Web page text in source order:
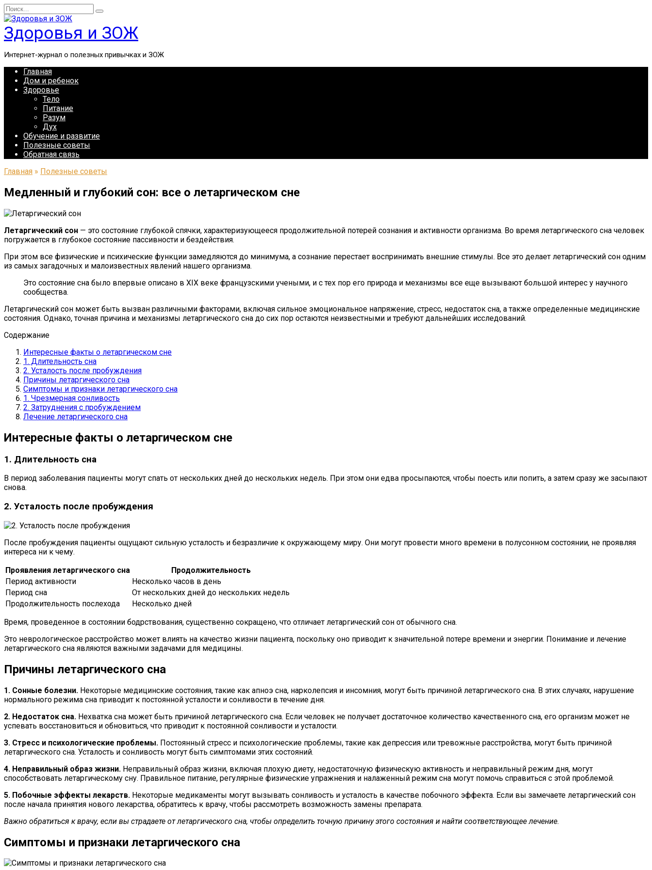
Перейти
к
содержанию
Search
for:
Здоровья и ЗОЖ
Интернет-журнал о полезных привычках и ЗОЖ
Главная
Дом и ребенок
Здоровье
Тело
Питание
Разум
Дух
Обучение и развитие
Полезные советы
Обратная связь
Главная » Полезные советы
Медленный и глубокий сон: все о летаргическом сне
Летаргический сон — это состояние глубокой спячки, характеризующееся продолжительной потерей сознания и активности организма. Во время летаргического сна человек
погружается в глубокое состояние пассивности и бездействия.
При этом все физические и психические функции замедляются до минимума, а сознание перестает воспринимать внешние стимулы. Все это делает летаргический сон одним
из самых загадочных и малоизвестных явлений нашего организма.
Это состояние сна было впервые описано в XIX веке французскими учеными, и с тех пор его природа и механизмы все еще вызывают большой интерес у научного
сообщества.
Летаргический сон может быть вызван различными факторами, включая сильное эмоциональное напряжение, стресс, недостаток сна, а также определенные медицинские
состояния. Однако, точная причина и механизмы летаргического сна до сих пор остаются неизвестными и требуют дальнейших исследований.
Содержание
Интересные факты о летаргическом сне
1. Длительность сна
2. Усталость после пробуждения
Причины летаргического сна
Симптомы и признаки летаргического сна
1. Чрезмерная сонливость
2. Затруднения с пробуждением
Лечение летаргического сна
Интересные факты о летаргическом сне
1. Длительность сна
В период заболевания пациенты могут спать от нескольких дней до нескольких недель. При этом они едва просыпаются, чтобы поесть или попить, а затем сразу же засыпают
снова.
2. Усталость после пробуждения
После пробуждения пациенты ощущают сильную усталость и безразличие к окружающему миру. Они могут провести много времени в полусонном состоянии, не проявляя
интереса ни к чему.
Проявления летаргического сна
Продолжительность
Период активности
Несколько часов в день
Период сна
От нескольких дней до нескольких недель
Продолжительность послехода
Несколько дней
Время, проведенное в состоянии бодрствования, существенно сокращено, что отличает летаргический сон от обычного сна.
Это неврологическое расстройство может влиять на качество жизни пациента, поскольку оно приводит к значительной потере времени и энергии. Понимание и лечение
летаргического сна являются важными задачами для медицины.
Причины летаргического сна
1. Сонные болезни. Некоторые медицинские состояния, такие как апноэ сна, нарколепсия и инсомния, могут быть причиной летаргического сна. В этих случаях, нарушение
нормального режима сна приводит к постоянной усталости и сонливости в течение дня.
2. Недостаток сна. Нехватка сна может быть причиной летаргического сна. Если человек не получает достаточное количество качественного сна, его организм может не
успевать восстановиться и обновиться, что приводит к постоянной сонливости и усталости.
3. Стресс и психологические проблемы. Постоянный стресс и психологические проблемы, такие как депрессия или тревожные расстройства, могут быть причиной
летаргического сна. Усталость и сонливость могут быть симптомами этих состояний.
4. Неправильный образ жизни. Неправильный образ жизни, включая плохую диету, недостаточную физическую активность и неправильный режим дня, могут
способствовать летаргическому сну. Правильное питание, регулярные физические упражнения и налаженный режим сна могут помочь справиться с этой проблемой.
5. Побочные эффекты лекарств. Некоторые медикаменты могут вызывать сонливость и усталость в качестве побочного эффекта. Если вы замечаете летаргический сон
после начала принятия нового лекарства, обратитесь к врачу, чтобы рассмотреть возможность замены препарата.
Важно обратиться к врачу, если вы страдаете от летаргического сна, чтобы определить точную причину этого состояния и найти соответствующее лечение.
Симптомы и признаки летаргического сна